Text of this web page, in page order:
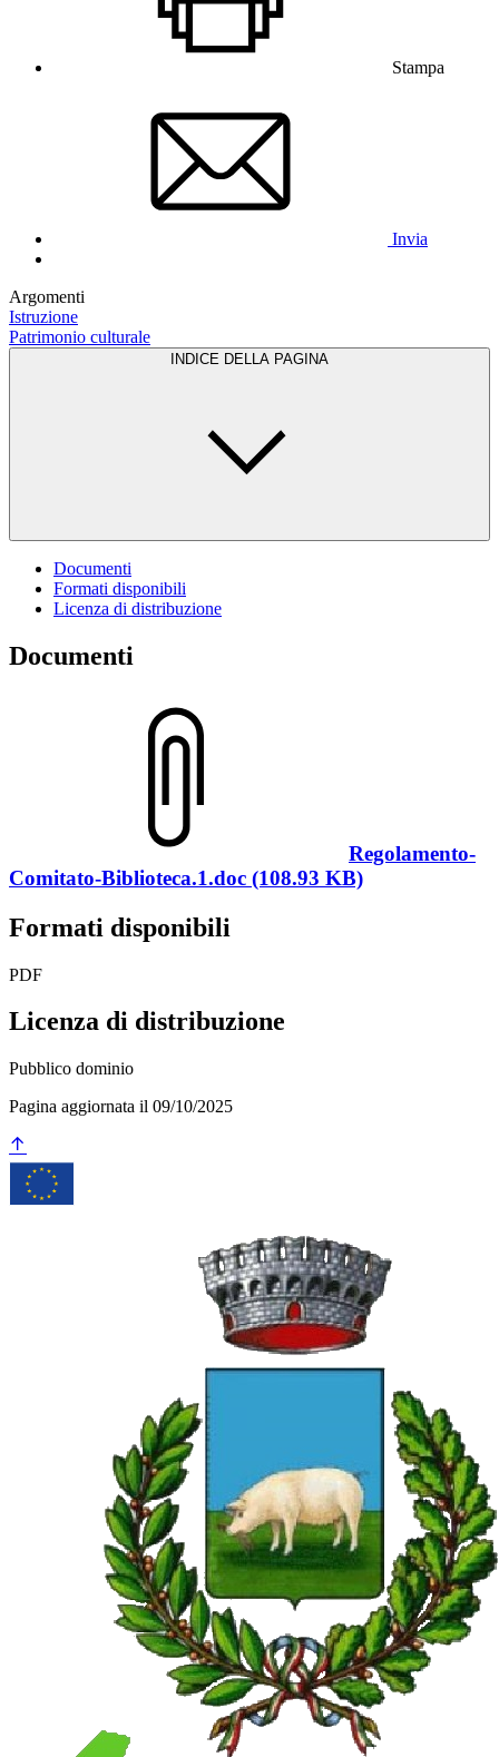
Stampa
Invia
Argomenti
Istruzione
Patrimonio culturale
INDICE DELLA PAGINA
Documenti
Formati disponibili
Licenza di distribuzione
Documenti
Regolamento-
Comitato-Biblioteca.1.doc (108.93 KB)
Formati disponibili
PDF
Licenza di distribuzione
Pubblico dominio
Pagina aggiornata il 09/10/2025